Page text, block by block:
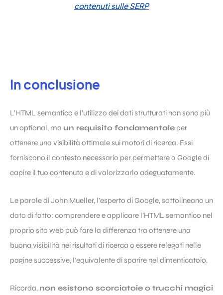
contenuti sulle SERP
In conclusione
L’HTML semantico e l’utilizzo dei dati strutturati non sono più
un optional, ma un requisito fondamentale per
ottenere una visibilità ottimale sui motori di ricerca. Essi
forniscono il contesto necessario per permettere a Google di
capire il tuo contenuto e di valorizzarlo adeguatamente.
Le parole di John Mueller, l’esperto di Google, sottolineano un
dato di fatto: comprendere e applicare l’HTML semantico nel
proprio sito web può fare la differenza tra ottenere una
buona visibilità nei risultati di ricerca o essere relegati nelle
pagine successive, l’equivalente di sparire nel dimenticatoio.
Ricorda, non esistono scorciatoie o trucchi magici